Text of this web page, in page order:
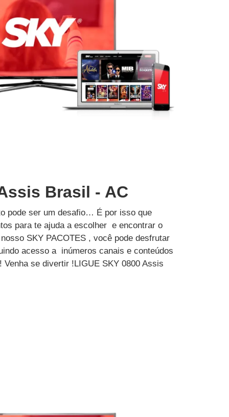
Brasil - AC
pode ser um desafio… É por isso que
para te ajuda a escolher e encontrar o
SKY PACOTES , você pode desfrutar
acesso a inúmeros canais e conteúdos
se divertir !LIGUE SKY 0800 Assis